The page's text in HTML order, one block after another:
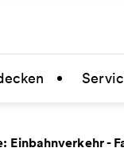
Einbahnverkehr -